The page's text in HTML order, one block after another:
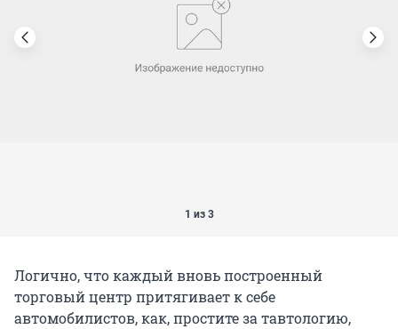
1 из 3
Логично, что каждый вновь построенный
торговый центр притягивает к себе
автомобилистов, как, простите за тавтологию,